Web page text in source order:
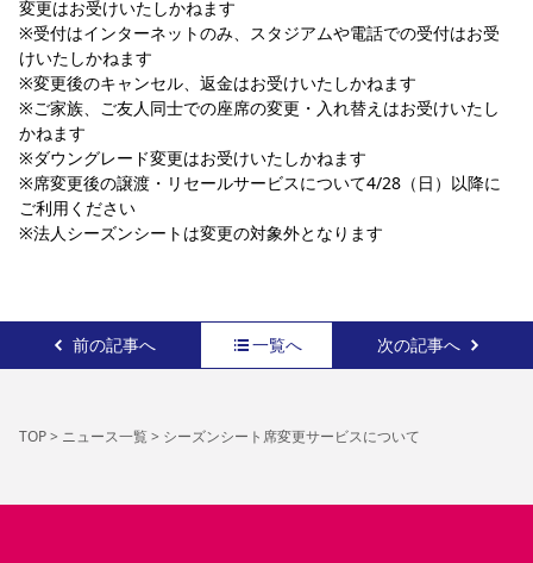
変更はお受けいたしかねます
※受付はインターネットのみ、スタジアムや電話での受付はお受
けいたしかねます
※変更後のキャンセル、返金はお受けいたしかねます
※ご家族、ご友人同士での座席の変更・入れ替えはお受けいたし
かねます
※ダウングレード変更はお受けいたしかねます
※席変更後の譲渡・リセールサービスについて4/28（日）以降に
ご利用ください
※法人シーズンシートは変更の対象外となります
前の記事へ 一覧へ 次の記事へ
TOP> ニュース一覧> シーズンシート席変更サービスについて